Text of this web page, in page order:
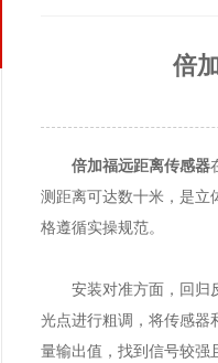
倍
倍加福远距离传感器
测距离可达数十米，是立
格遵循实操规范。
安装对准方面，回归反
光点进行粗调，将传感器
量输出值，找到信号较强